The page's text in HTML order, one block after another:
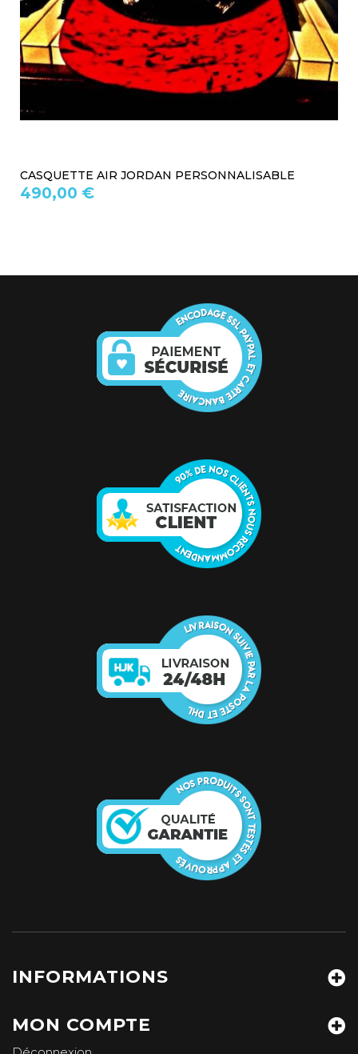
CASQUETTE AIR JORDAN PERSONNALISABLE
490,00 €
INFORMATIONS
MON COMPTE